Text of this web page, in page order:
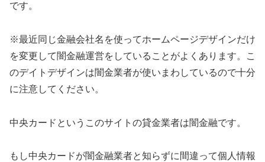
です。
※最近同じ金融会社名を使ってホームページデザインだけ
を変更して闇金融運営をしていることがよくあります。こ
のデイトデザインは闇金業者が使いまわしているので十分
に注意してください。
中央カード というこのサイトの貸金業者は闇金融です。
もし中央カードが闇金融業者と知らずに間違って個人情報